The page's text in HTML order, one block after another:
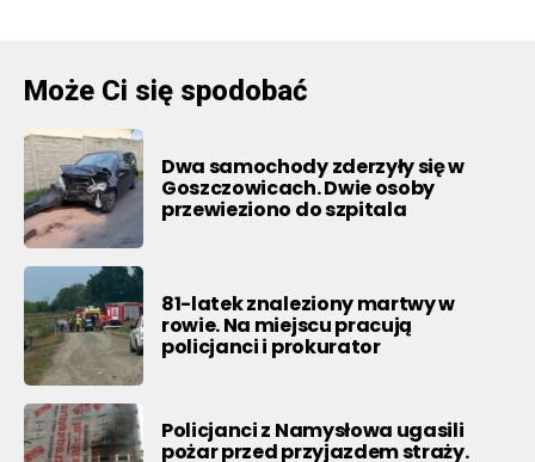
Może Ci się spodobać
Dwa samochody zderzyły się w
Goszczowicach. Dwie osoby
przewieziono do szpitala
81-latek znaleziony martwy w
rowie. Na miejscu pracują
policjanci i prokurator
Policjanci z Namysłowa ugasili
pożar przed przyjazdem straży.